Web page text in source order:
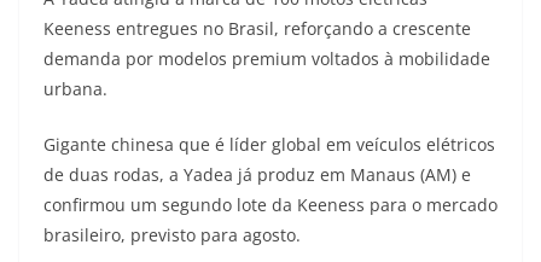
a
t
p
l
e
a
c
e
o
i
t
r
p
y
n
Keeness entregues no Brasil, reforçando a crescente
demanda por modelos premium voltados à mobilidade
urbana.
Gigante chinesa que é líder global em veículos elétricos
de duas rodas, a Yadea já produz em Manaus (AM) e
confirmou um segundo lote da Keeness para o mercado
brasileiro, previsto para agosto.